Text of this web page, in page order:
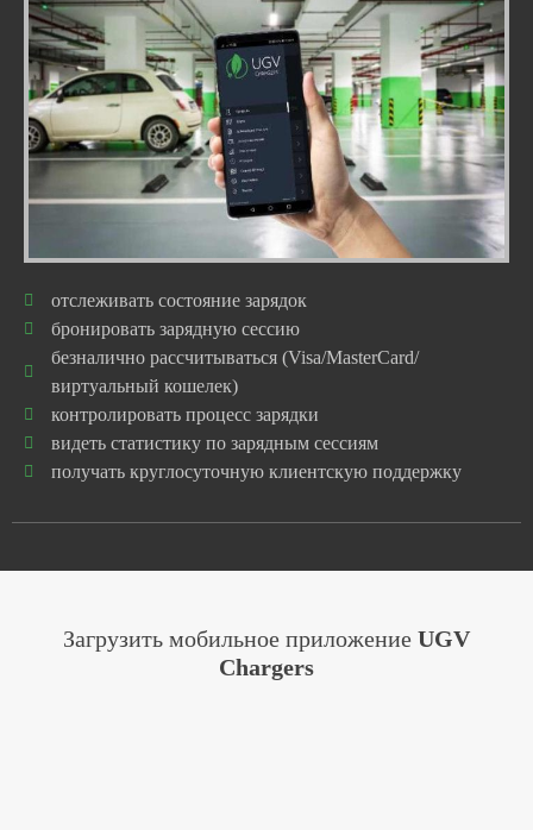
отслеживать состояние зарядок
бронировать зарядную сессию
безналично рассчитываться (Visa/MasterCard/
виртуальный кошелек)
контролировать процесс зарядки
видеть статистику по зарядным сессиям
получать круглосуточную клиентскую поддержку
Загрузить мобильное приложение UGV
Chargers